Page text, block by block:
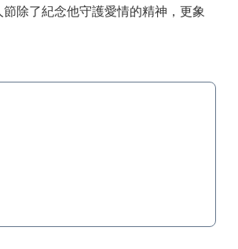
除了紀念他守護愛情的精神，更象